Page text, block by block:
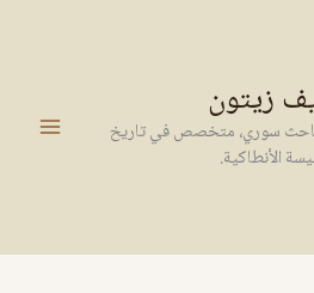
زيتون
سوري، متخصص في تاريخ
الأنطاكية.